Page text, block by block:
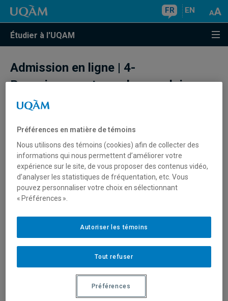
FR EN
Étudier à l'UQAM
Admission en ligne | 4-
Renseignements sur les emplois
Veuillez indiquer les emplois que vous avez occupés en
professionnelles, le bénévolat ou d’autres formes
d’implication peuvent parfois être considérés aux fins de
l’admission. Si vous êtes en cours d’emploi, n’inscrivez
rien pour la date de fin d’emploi.
Pour chacun de vos expériences de travail, vous devez
S'il s'agit d'un emploi rémunéré, d’un stage ou de
S'il s'agit d'un emploi à temps plein ou à temps partiel;
Le nombre d'heures travaillées par semaine ou le
Préférences en matière de témoins
Nous utilisons des témoins (cookies) afin de collecter des
informations qui nous permettent d’améliorer votre
expérience sur le site, de vous proposer des contenus vidéo,
d’analyser les statistiques de fréquentation, etc. Vous
pouvez personnaliser votre choix en sélectionnant
« Préférences ».
Tout refuser
Autoriser les témoins
Préférences